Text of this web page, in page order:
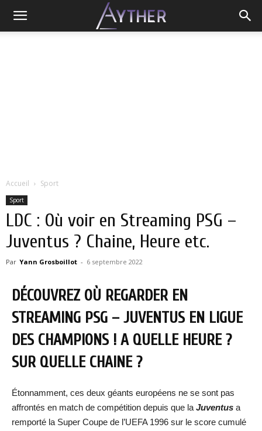
Accueil Sport
Sport
LDC : Où voir en Streaming PSG –
Juventus ? Chaine, Heure etc.
Par Yann Grosboillot - 6 septembre 2022
DÉCOUVREZ OÙ REGARDER EN
STREAMING PSG – JUVENTUS EN LIGUE
DES CHAMPIONS ! A QUELLE HEURE ?
SUR QUELLE CHAINE ?
Étonnamment, ces deux géants européens ne se sont pas
affrontés en match de compétition depuis que la Juventus a
remporté la Super Coupe de l’UEFA 1996 sur le score cumulé